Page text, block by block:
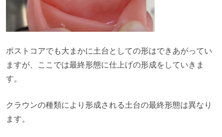
ポストコアでも大まかに土台としての形はできあがってい
ますが、ここでは最終形態に仕上げの形成をしていきま
す。
クラウンの種類により形成される土台の最終形態は異なり
ます。